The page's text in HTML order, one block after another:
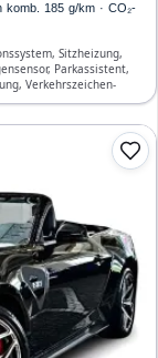
komb. 185 g/km · CO₂-
Sitzheizung,
Parkassistent,
Verkehrszeichen-